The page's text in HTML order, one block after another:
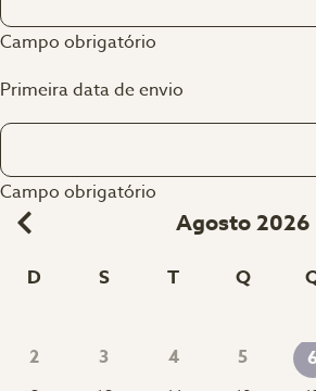
Campo obrigatório
Primeira data de envio
Campo obrigatório
Agosto 2026
D S T Q
2
3 4 5